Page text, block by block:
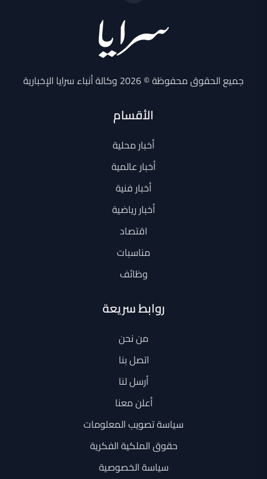
جميع الحقوق محفوظة © 2026 وكالة أنباء سرايا الإخبارية
الأقسام
أخبار محلية
أخبار عالمية
أخبار فنية
أخبار رياضية
اقتصاد
مناسبات
وظائف
روابط سريعة
من نحن
اتصل بنا
أرسل لنا
أعلن معنا
سياسة تصويب المعلومات
حقوق الملكية الفكرية
سياسة الخصوصية